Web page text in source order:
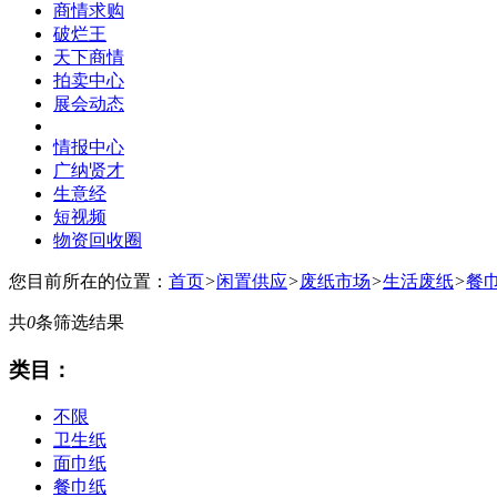
商情求购
破烂王
天下商情
拍卖中心
展会动态
情报中心
广纳贤才
生意经
短视频
物资回收圈
您目前所在的位置： 首页>闲置供应>废纸市场>生活废纸>餐
共0条筛选结果
类目：
不限
卫生纸
面巾纸
餐巾纸